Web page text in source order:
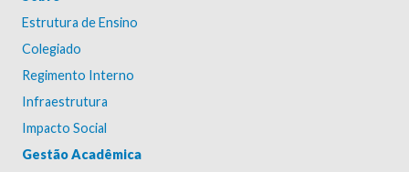
Estrutura de Ensino
Colegiado
Regimento Interno
Infraestrutura
Impacto Social
Gestão Acadêmica